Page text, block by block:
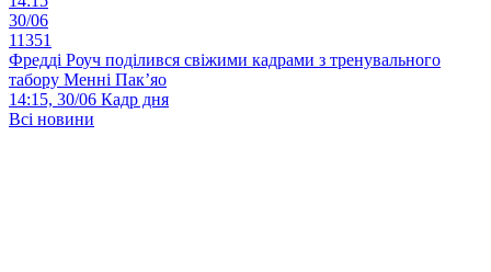
30/06
11351
Фредді Роуч поділився свіжими кадрами з тренувального
табору Менні Пак’яо
14:15, 30/06 Кадр дня
Всі новини